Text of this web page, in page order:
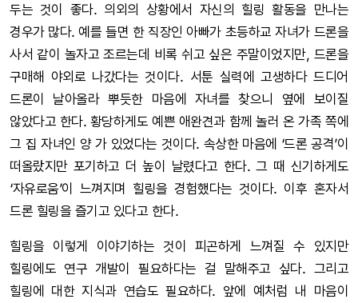
두는 것이 좋다. 의외의 상황에서 자신의 힐링 활동을 만나는
경우가 많다. 예를 들면 한 직장인 아빠가 초등하교 자녀가 드론을
사서 같이 놀자고 조르는데 비록 쉬고 싶은 주말이었지만, 드론을
구매해 야외로 나갔다는 것이다. 서툰 실력에 고생하다 드디어
드론이 날아올라 뿌듯한 마음에 자녀를 찾으니 옆에 보이질
않았다고 한다. 황당하게도 예쁜 애완견과 함께 놀러 온 가족 쪽에
그 집 자녀인 양 가 있었다는 것이다. 속상한 마음에 ‘드론 공격’이
떠올랐지만 포기하고 더 높이 날렸다고 한다. 그 때 신기하게도
‘자유로움’이 느껴지며 힐링을 경험했다는 것이다. 이후 혼자서
드론 힐링을 즐기고 있다고 한다.
힐링을 이렇게 이야기하는 것이 피곤하게 느껴질 수 있지만
힐링에도 연구 개발이 필요하다는 걸 말해주고 싶다. 그리고
힐링에 대한 지식과 연습도 필요하다. 앞에 예처럼 내 마음이